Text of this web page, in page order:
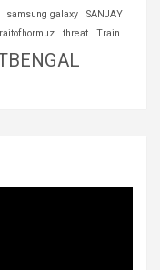
samsung galaxy
SANJAY
threat Train